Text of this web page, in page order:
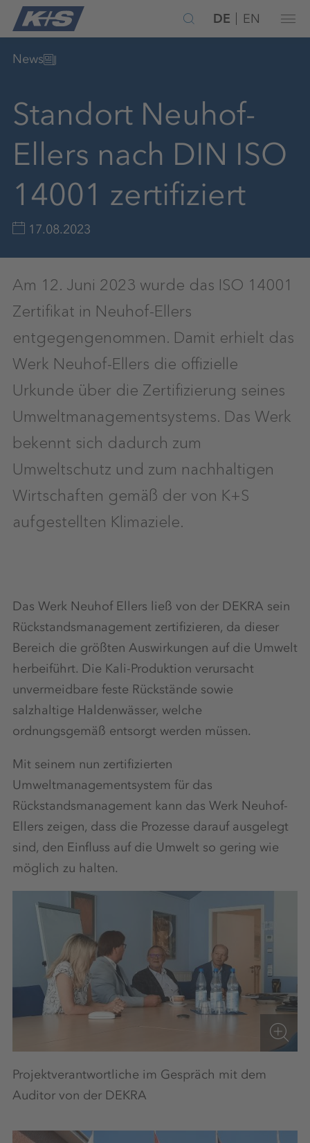
DE EN
News
Standort Neuhof-
Ellers nach DIN ISO
14001 zertifiziert
17.08.2023
Am 12. Juni 2023 wurde das ISO 14001
Zertifikat in Neuhof-Ellers
entgegengenommen. Damit erhielt das
Werk Neuhof-Ellers die offizielle
Urkunde über die Zertifizierung seines
Umweltmanagementsystems. Das Werk
bekennt sich dadurch zum
Umweltschutz und zum nachhaltigen
Wirtschaften gemäß der von K+S
aufgestellten Klimaziele.
Das Werk Neuhof Ellers ließ von der DEKRA sein
Rückstandsmanagement zertifizieren, da dieser
Bereich die größten Auswirkungen auf die Umwelt
herbeiführt. Die Kali-Produktion verursacht
unvermeidbare feste Rückstände sowie
salzhaltige Haldenwässer, welche
ordnungsgemäß entsorgt werden müssen.
Mit seinem nun zertifizierten
Umweltmanagementsystem für das
Rückstandsmanagement kann das Werk Neuhof-
Ellers zeigen, dass die Prozesse darauf ausgelegt
sind, den Einfluss auf die Umwelt so gering wie
möglich zu halten.
Projektverantwortliche im Gespräch mit dem
Auditor von der DEKRA